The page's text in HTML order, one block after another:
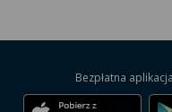
Bezpłatna